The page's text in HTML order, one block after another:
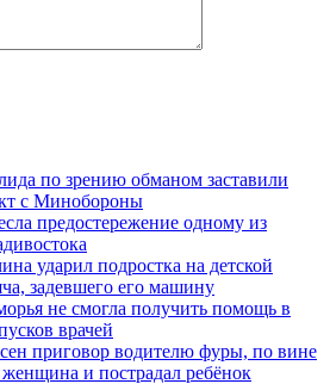
по зрению обманом заставили
с Минобороны
предостережение одному из
ударил подростка на детской
задевшего его машину
не смогла получить помощь в
врачей
приговор водителю фуры, по вине
женщина и пострадал ребёнок